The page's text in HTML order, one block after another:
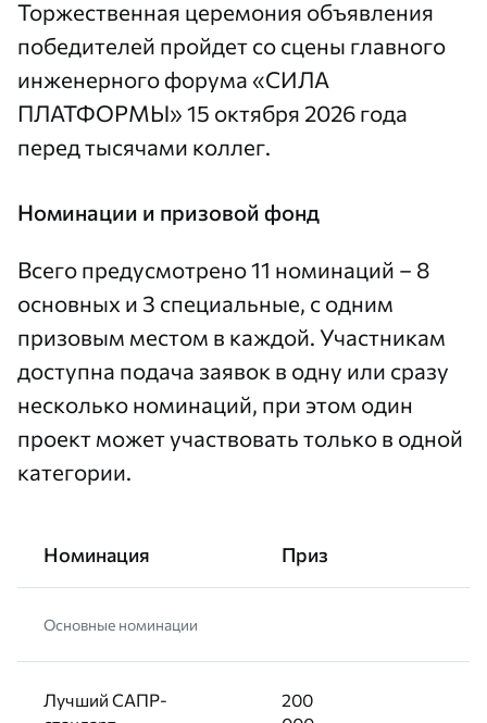
Торжественная церемония объявления
победителей пройдет со сцены главного
инженерного форума «СИЛА
ПЛАТФОРМЫ» 15 октября 2026 года
перед тысячами коллег.
Номинации и призовой фонд
Всего предусмотрено 11 номинаций – 8
основных и 3 специальные, с одним
призовым местом в каждой. Участникам
доступна подача заявок в одну или сразу
несколько номинаций, при этом один
проект может участвовать только в одной
категории.
Номинация Приз
Основные номинации
Лучший САПР-
200